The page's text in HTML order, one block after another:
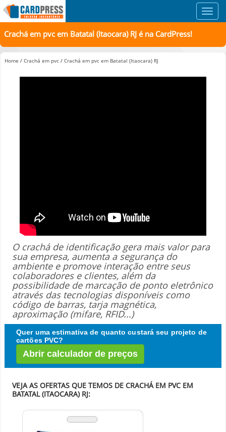
Crachá em pvc em Batatal (Itaocara) RJ é na CardPress!
Home / Crachá em pvc / Crachá em pvc em Batatal (Itaocara) RJ
O crachá de identificação gera mais valor para
sua empresa, aumenta a segurança do
ambiente e promove interação entre seus
colaboradores e clientes, além da
possibilidade de marcação de ponto eletrônico
através das tecnologias disponíveis como
código de barras, tarja magnética,
aproximação (mifare, RFID...)
Quer uma estimativa de quanto custará seu projeto de
cartões PVC?
Abrir calculador de preços
VEJA AS OFERTAS QUE TEMOS DE CRACHÁ EM PVC EM
BATATAL (ITAOCARA) RJ: